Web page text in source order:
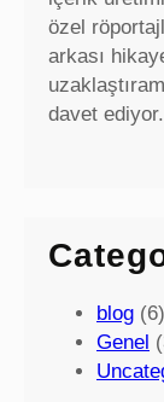
özel
arkası
davet
blog (6)
Genel